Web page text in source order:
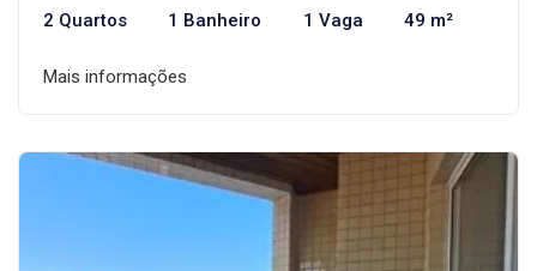
2 Quartos 1 Banheiro 1 Vaga 49 m²
Mais informações